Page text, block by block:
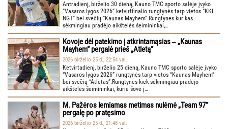
Antradienį, birželio 30 dieną, Kauno TMC sporto salėje įvyko
“Vasaros lygos 2026” ketvirtfinalio rungtynės tarp vietos “KKL
NGT” bei svečių “Kaunas Mayhem”.Rungtynes kur kas
sėkmingiau pradėjo aikštelės šeimininkai,…
Kovoje dėl patekimo į atkrintamąsias ‒ „Kaunas
Mayhem“ pergalė prieš „Atletą“
2026 birželio 25 d., 22:54 val.
Ketvirtadienį, birželio 25 dieną, Kauno TMC sporto salėje įvyko
“Vasaros lygos 2026” rungtynės tarp vietos “Kaunas Mayhem”
bei svečių “Atletas”.Rungtynes kiek sėkmingiau pradėjo
aikštelės šeimininkai, kurie šovė į…
M. Pažėros lemiamas metimas nulėmė „Team 97“
pergalę po pratęsimo
2026 birželio 25 d., 21:48 val.